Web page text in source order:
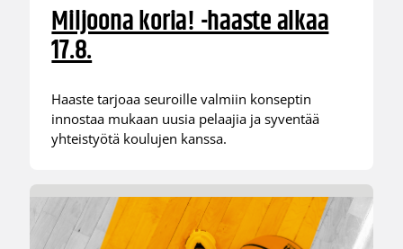
Miljoona koria! -haaste alkaa
17.8.
Haaste tarjoaa seuroille valmiin konseptin
innostaa mukaan uusia pelaajia ja syventää
yhteistyötä koulujen kanssa.